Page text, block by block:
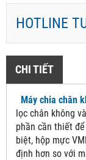
HOTLINE
CHI TIẾT
Máy chia chân
lọc chân không
phần cần thiết
biệt, hộp mực
định hơn so với